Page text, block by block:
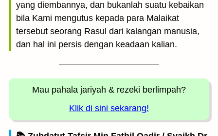
yang diembannya, dan bukanlah suatu kebaikan
bila Kami mengutus kepada para Malaikat
tersebut seorang Rasul dari kalangan manusia,
dan hal ini persis dengan keadaan kalian.
Mau pahala jariyah & rezeki berlimpah?
Klik di sini sekarang!